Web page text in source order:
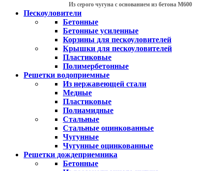
Из серого чугуна с основанием из бетона М600
Пескоуловители
Бетонные
Бетонные усиленные
Корзины для пескоуловителей
Крышки для пескоуловителей
Пластиковые
Полимербетонные
Решетки водоприемные
Из нержавеющей стали
Медные
Пластиковые
Полиамидные
Стальные
Стальные оцинкованные
Чугунные
Чугунные оцинкованные
Решетки дождеприемника
Бетонные